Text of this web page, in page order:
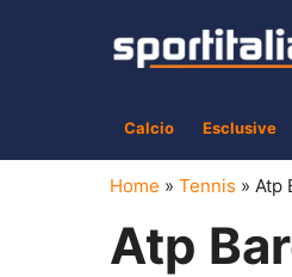
Calcio Esclusive
Home » Tennis » Atp
Atp